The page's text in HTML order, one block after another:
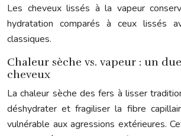
Les cheveux lissés à la vapeur
hydratation comparés à ceux lissés
classiques.
Chaleur sèche vs. vapeur : un
cheveux
La chaleur sèche des fers à lisser
déshydrater et fragiliser la fibre
vulnérable aux agressions extérieures.